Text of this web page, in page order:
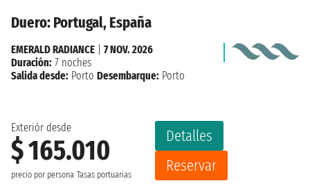
Duero: Portugal, España
Exteriór desde
$ 165.010
precio por persona Tasas portuarias
Detalles
Reservar
EMERALD RADIANCE
7 NOV. 2026
Duración: 7 noches
Salida desde: Porto Desembarque: Porto